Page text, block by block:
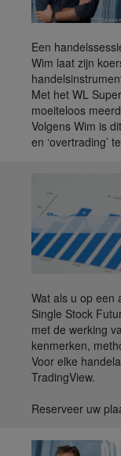
Een
Wim laat zijn
Met het WL
moeiteloos
Volgens Wim is
en ‘overtrading’
Wat als u op een
Single Stock
met de werking
kenmerken,
Voor elke
TradingView.
Reserveer uw